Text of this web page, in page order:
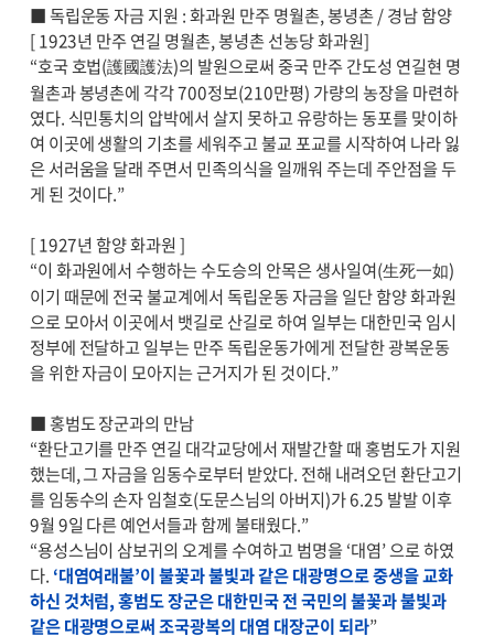
■ 독립운동 자금 지원 : 화과원 만주 명월촌, 봉녕촌 / 경남 함양
[ 1923년 만주 연길 명월촌, 봉녕촌 선농당 화과원]
“호국 호법(護國護法)의 발원으로써 중국 만주 간도성 연길현 명
월촌과 봉녕촌에 각각 700정보(210만평) 가량의 농장을 마련하
였다. 식민통치의 압박에서 살지 못하고 유랑하는 동포를 맞이하
여 이곳에 생활의 기초를 세워주고 불교 포교를 시작하여 나라 잃
은 서러움을 달래 주면서 민족의식을 일깨워 주는데 주안점을 두
게 된 것이다.”
[ 1927년 함양 화과원 ]
“이 화과원에서 수행하는 수도승의 안목은 생사일여(生死一如)
이기 때문에 전국 불교계에서 독립운동 자금을 일단 함양 화과원
으로 모아서 이곳에서 뱃길로 산길로 하여 일부는 대한민국 임시
정부에 전달하고 일부는 만주 독립운동가에게 전달한 광복운동
을 위한 자금이 모아지는 근거지가 된 것이다.”
■ 홍범도 장군과의 만남
“환단고기를 만주 연길 대각교당에서 재발간할 때 홍범도가 지원
했는데, 그 자금을 임동수로부터 받았다. 전해 내려오던 환단고기
를 임동수의 손자 임철호(도문스님의 아버지)가 6.25 발발 이후
9월 9일 다른 예언서들과 함께 불태웠다.”
“용성스님이 삼보귀의 오계를 수여하고 범명을 ‘대염’ 으로 하였
다. ‘대염여래불’이 불꽃과 불빛과 같은 대광명으로 중생을 교화
하신 것처럼, 홍범도 장군은 대한민국 전 국민의 불꽃과 불빛과
같은 대광명으로써 조국광복의 대염 대장군이 되라”